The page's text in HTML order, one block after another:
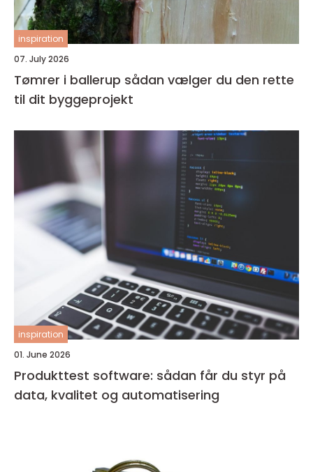
inspiration
07. July 2026
Tømrer i ballerup sådan vælger du den rette
til dit byggeprojekt
inspiration
01. June 2026
Produkttest software: sådan får du styr på
data, kvalitet og automatisering